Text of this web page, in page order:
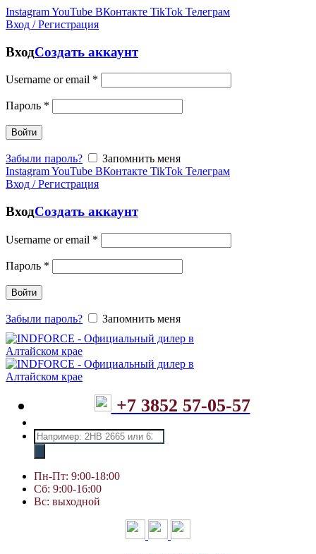
InstagramYouTube ВКонтакте TikTok Телеграм
Вход / Регистрация
ВходСоздать аккаунт
Username or email *
Пароль *
Войти
Забыли пароль?
Запомнить меня
InstagramYouTube ВКонтакте TikTok Телеграм
Вход / Регистрация
ВходСоздать аккаунт
Username or email *
Пароль *
Войти
Забыли пароль? Запомнить меня
+7 3852 57-05-57
Поиск
товаров
Пн-Пт: 9:00-18:00
Сб: 9:00-16:00
Вс: выходной